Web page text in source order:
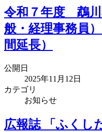
令和７年度 鵡川
般・経理事務員
間延長）
公開日
2025年11月12日
カテゴリ
お知らせ
広報誌 「ふくし